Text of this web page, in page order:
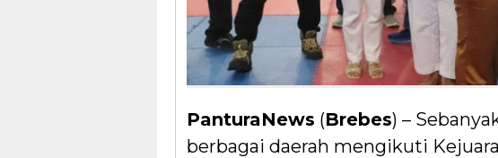
PanturaNews (Brebes) –
berbagai daerah mengikuti